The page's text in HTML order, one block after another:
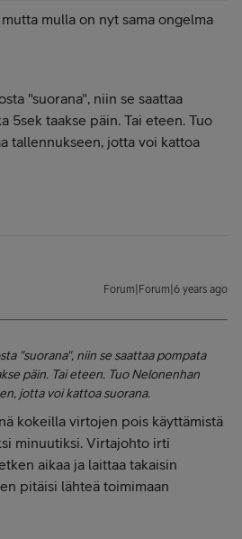
mulla on nyt sama ongelma
"suorana", niin se saattaa
5sek taakse päin. Tai eteen. Tuo
tallennukseen, jotta voi kattoa
Forum|Forum|6 years ago
"suorana", niin se saattaa pompata
päin. Tai eteen. Tuo Nelonenhan
jotta voi kattoa suorana.
kokeilla virtojen pois käyttämistä
minuutiksi. Virtajohto irti
aikaa ja laittaa takaisin
pitäisi lähteä toimimaan